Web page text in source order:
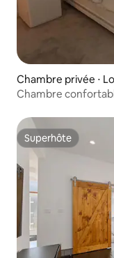
Chambre privée ⋅
Chambre
Superhôte
Superhôte